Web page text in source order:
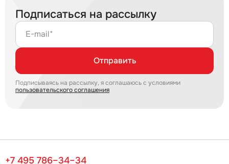
Подписаться на рассылку
E-mail*
Отправить
Подписываясь на рассылку, я соглашаюсь с условиями
пользовательского соглашения
+7 495 786–34–34